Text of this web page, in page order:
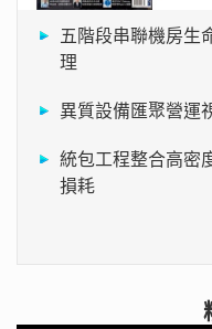
五階段串聯機房
理
異質設備匯聚營
統包工程整合高
損耗